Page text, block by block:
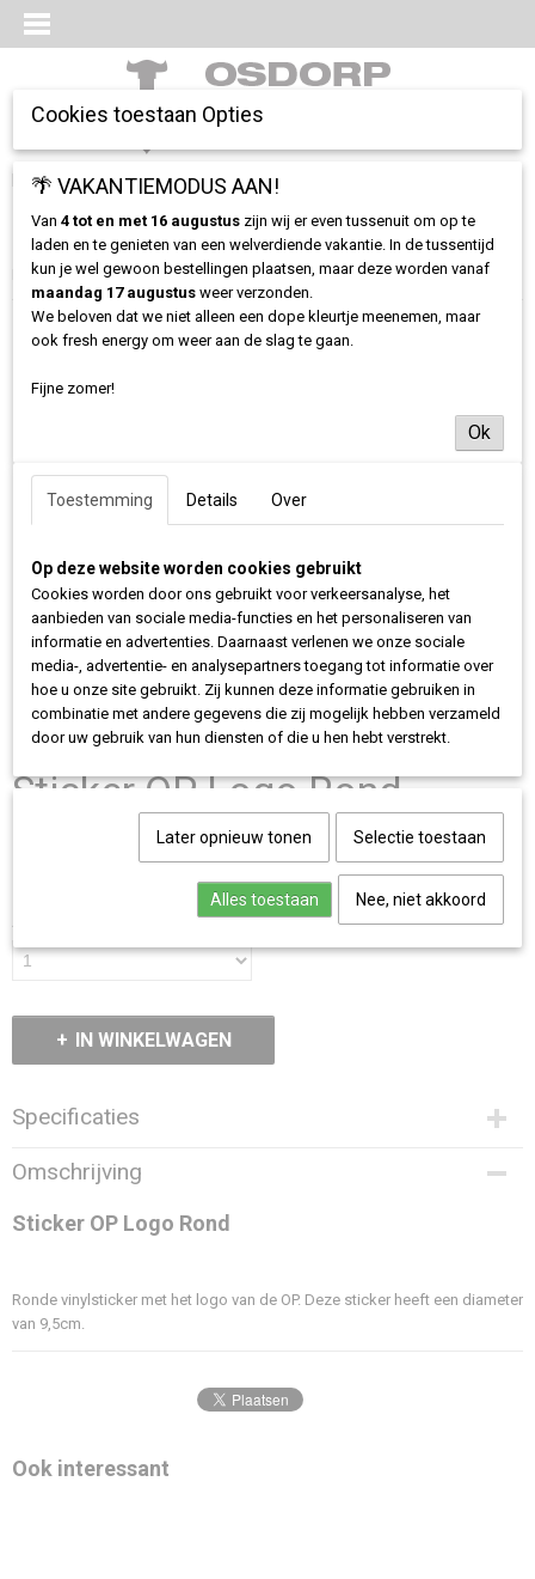
Inloggen Registreren
Home>Stickers>Sticker OP Logo Rond
Sticker OP Logo Rond
(inclusief btw 21%)
Aantal
IN WINKELWAGEN
Specificaties
Productcode
OP913003
Omschrijving
Sticker OP Logo Rond
Ronde vinylsticker met het logo van de OP. Deze sticker heeft een diameter
van 9,5cm.
Ook interessant
Cookies toestaan Opties
🌴 VAKANTIEMODUS AAN!
Van 4 tot en met 16 augustus zijn wij er even tussenuit om op te
laden en te genieten van een welverdiende vakantie. In de tussentijd
kun je wel gewoon bestellingen plaatsen, maar deze worden vanaf
maandag 17 augustus weer verzonden.
We beloven dat we niet alleen een dope kleurtje meenemen, maar
ook fresh energy om weer aan de slag te gaan.
Fijne zomer!
Ok
Toestemming Details Over
Op deze website worden cookies gebruikt
Cookies worden door ons gebruikt voor verkeersanalyse, het
aanbieden van sociale media-functies en het personaliseren van
informatie en advertenties. Daarnaast verlenen we onze sociale
media-, advertentie- en analysepartners toegang tot informatie over
hoe u onze site gebruikt. Zij kunnen deze informatie gebruiken in
combinatie met andere gegevens die zij mogelijk hebben verzameld
door uw gebruik van hun diensten of die u hen hebt verstrekt.
Later opnieuw tonen Selectie toestaan
Alles toestaan Nee, niet akkoord